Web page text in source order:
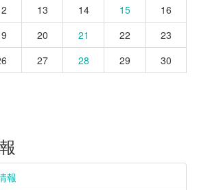
13 14 15
16
20 21 22
23
27 28 29 30
報